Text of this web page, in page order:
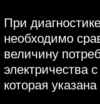
При
необходимо
величину
электричества
которая